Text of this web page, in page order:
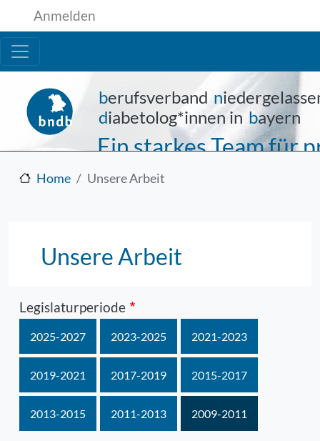
Direkt zum Inhalt
Benutzermenü
Anmelden
berufsverband n
diabetolog*innen in bayern
Ein starkes Team für
Home Unsere Arbeit
Unsere Arbeit
Legislaturperiode
2025-2027 2023-2025 2021-2023
2019-2021 2017-2019 2015-2017
2013-2015 2011-2013 2009-2011